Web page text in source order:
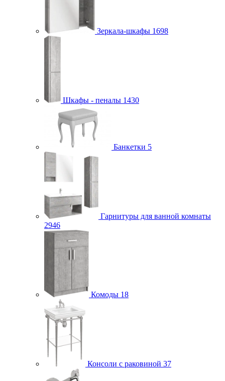
Зеркала-шкафы 1698
Шкафы - пеналы 1430
Банкетки 5
Гарнитуры для ванной комнаты
2946
Комоды 18
Консоли с раковиной 37